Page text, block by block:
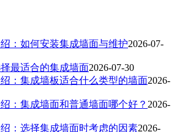
：如何安装集成墙面与维护2026-07-
最适合的集成墙面2026-07-30
：集成墙板适合什么类型的墙面2026-
：集成墙面和普通墙面哪个好？ 2026-
：选择集成墙面时考虑的因素2026-